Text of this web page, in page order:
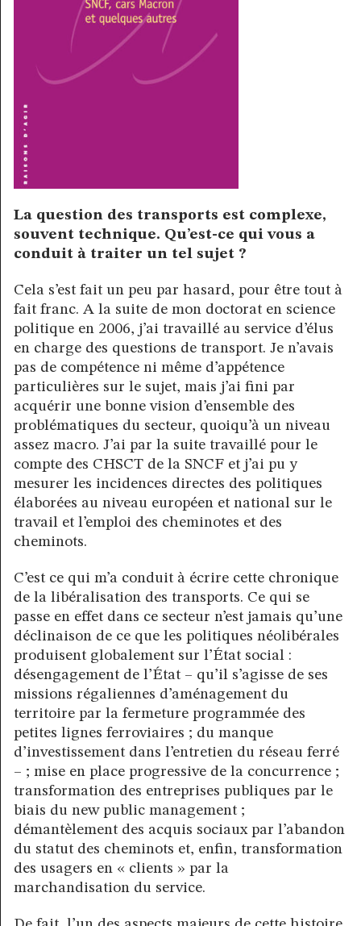
La question des transports est complexe,
souvent technique. Qu’est-ce qui vous a
conduit à traiter un tel sujet ?
Cela s’est fait un peu par hasard, pour être tout à
fait franc. A la suite de mon doctorat en science
politique en 2006, j’ai travaillé au service d’élus
en charge des questions de transport. Je n’avais
pas de compétence ni même d’appétence
particulières sur le sujet, mais j’ai fini par
acquérir une bonne vision d’ensemble des
problématiques du secteur, quoiqu’à un niveau
assez macro. J’ai par la suite travaillé pour le
compte des CHSCT de la SNCF et j’ai pu y
mesurer les incidences directes des politiques
élaborées au niveau européen et national sur le
travail et l’emploi des cheminotes et des
cheminots.
C’est ce qui m’a conduit à écrire cette chronique
de la libéralisation des transports. Ce qui se
passe en effet dans ce secteur n’est jamais qu’une
déclinaison de ce que les politiques néolibérales
produisent globalement sur l’État social :
désengagement de l’État – qu’il s’agisse de ses
missions régaliennes d’aménagement du
territoire par la fermeture programmée des
petites lignes ferroviaires ; du manque
d’investissement dans l’entretien du réseau ferré
– ; mise en place progressive de la concurrence ;
transformation des entreprises publiques par le
biais du new public management ;
démantèlement des acquis sociaux par l’abandon
du statut des cheminots et, enfin, transformation
des usagers en « clients » par la
marchandisation du service.